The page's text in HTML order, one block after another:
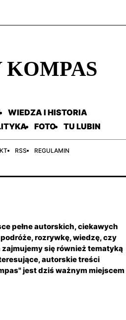
KOMPAS
WIEDZA I HISTORIA
FOTO TU LUBIN
RSS
REGULAMIN
pełne autorskich, ciekawych
rozrywkę, wiedzę, czy
się również tematyką
autorskie treści
jest dziś ważnym miejscem